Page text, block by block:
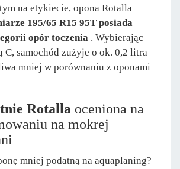
na etykiecie, opona Rotalla
195/65 R15 95T posiada
opór toczenia . Wybierając
C, samochód zużyje o ok. 0,2 litra
mniej w porównaniu z oponami
Rotalla oceniona na
na mokrej
mniej podatną na aquaplaning?